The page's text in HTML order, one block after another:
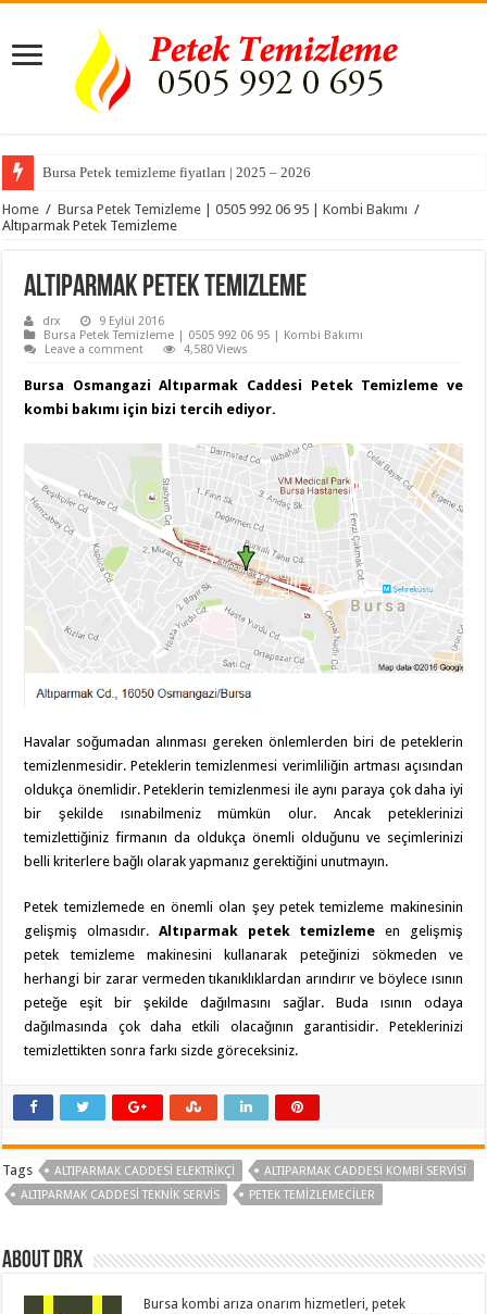
Bursa Petek temizleme fiyatları | 2025 – 2026
Home / Bursa Petek Temizleme | 0505 992 06 95 | Kombi Bakımı /
Altıparmak Petek Temizleme
Altıparmak Petek Temizleme
drx
9 Eylül 2016
Bursa Petek Temizleme | 0505 992 06 95 | Kombi Bakımı
Leave a comment
4,580 Views
Bursa Osmangazi Altıparmak Caddesi Petek Temizleme ve
kombi bakımı için bizi tercih ediyor.
Havalar soğumadan alınması gereken önlemlerden biri de peteklerin
temizlenmesidir. Peteklerin temizlenmesi verimliliğin artması açısından
oldukça önemlidir. Peteklerin temizlenmesi ile aynı paraya çok daha iyi
bir şekilde ısınabilmeniz mümkün olur. Ancak peteklerinizi
temizlettiğiniz firmanın da oldukça önemli olduğunu ve seçimlerinizi
belli kriterlere bağlı olarak yapmanız gerektiğini unutmayın.
Petek temizlemede en önemli olan şey petek temizleme makinesinin
gelişmiş olmasıdır. Altıparmak petek temizleme en gelişmiş
petek temizleme makinesini kullanarak peteğinizi sökmeden ve
herhangi bir zarar vermeden tıkanıklıklardan arındırır ve böylece ısının
peteğe eşit bir şekilde dağılmasını sağlar. Buda ısının odaya
dağılmasında çok daha etkili olacağının garantisidir. Peteklerinizi
temizlettikten sonra farkı sizde göreceksiniz.
Tags ALTIPARMAK CADDESI ELEKTRIKÇI
ALTIPARMAK CADDESI KOMBI SERVISI
ALTIPARMAK CADDESI TEKNIK SERVIS
PETEK TEMIZLEMECILER
About drx
Bursa kombi arıza onarım hizmetleri, petek